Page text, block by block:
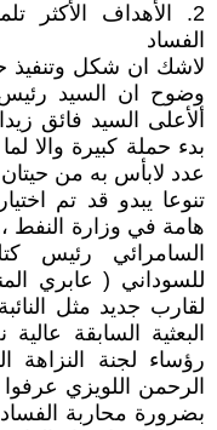
2. الأهداف الأكثر
الفساد
وضوح ان السيد
ألأعلى السيد فائق
بدء حملة كبيرة والا
عدد لابأس به من
تنوعا يبدو قد تم
هامة في وزارة
السامرائي رئيس
للسوداني ( عابري
لقارب جديد مثل
البعثية السابقة
رؤساء لجنة النزاهة
الرحمن اللويزي
بضرورة محاربة